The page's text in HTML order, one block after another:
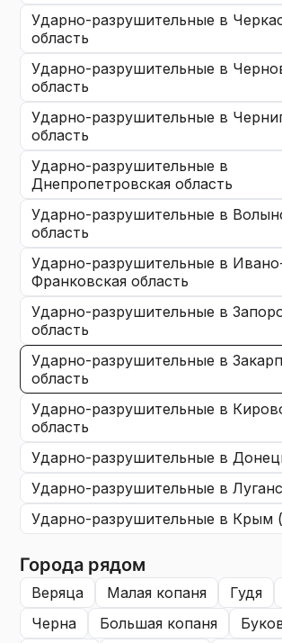
ударно-разрушительные в
область
ударно-разрушительные в
область
ударно-разрушительные в
область
ударно-разрушительные в
Днепропетровская область
ударно-разрушительные в
область
ударно-разрушительные в
Франковская область
ударно-разрушительные в
область
ударно-разрушительные в
область
ударно-разрушительные в
область
ударно-разрушительные в
ударно-разрушительные в
ударно-разрушительные в Крым
Города рядом
веряца малая копаня гудя
черна
большая копаня